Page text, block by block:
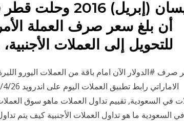
صرف #الدولار الآن امام باقة من العملات اليورو
في السعودية, تقييم تداول العملات ماهو سوق
في السعودية ما هو تداول العملات الأجنبية كيف يتم